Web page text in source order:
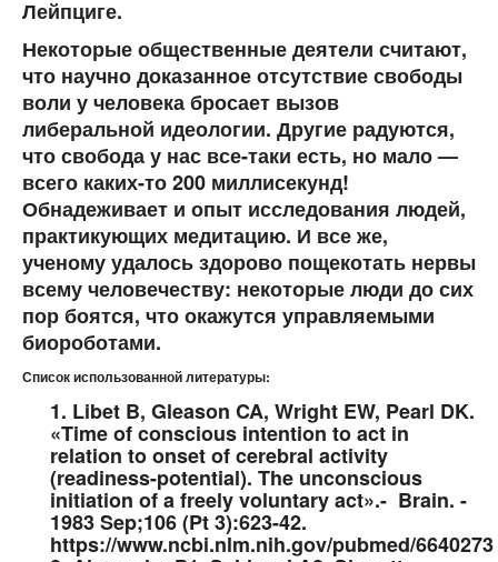
Лейпциге.
Некоторые общественные деятели считают,
что научно доказанное отсутствие свободы
воли у человека бросает вызов
либеральной идеологии. Другие радуются,
что свобода у нас все-таки есть, но мало —
всего каких-то 200 миллисекунд!
Обнадеживает и опыт исследования людей,
практикующих медитацию. И все же,
ученому удалось здорово пощекотать нервы
всему человечеству: некоторые люди до сих
пор боятся, что окажутся управляемыми
биороботами.
Список использованной литературы:
1. Libet B, Gleason CA, Wright EW, Pearl DK.
«Time of conscious intention to act in
relation to onset of cerebral activity
(readiness-potential). The unconscious
initiation of a freely voluntary act».- Brain. -
1983 Sep;106 (Pt 3):623-42.
https://www.ncbi.nlm.nih.gov/pubmed/6640273